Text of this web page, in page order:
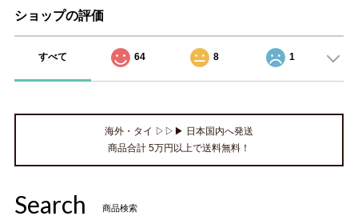
ショップの評価
すべて 64 8 1
海外・タイ ▷▷▶ 日本国内へ発送
商品合計 5万円以上で送料無料！
Search 商品検索